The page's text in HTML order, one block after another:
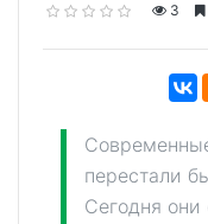
3
перестали
Сегодня они